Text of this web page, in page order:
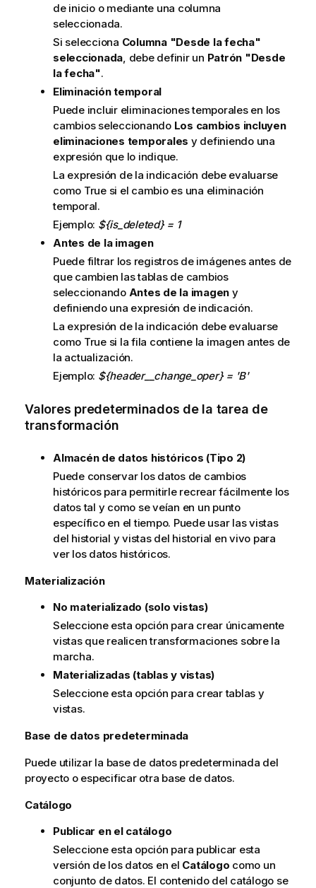
de inicio o mediante una columna
seleccionada.
Si selecciona Columna "Desde la fecha"
seleccionada, debe definir un Patrón "Desde
la fecha".
Eliminación temporal
Puede incluir eliminaciones temporales en los
cambios seleccionando Los cambios incluyen
eliminaciones temporales y definiendo una
expresión que lo indique.
La expresión de la indicación debe evaluarse
como True si el cambio es una eliminación
temporal.
Ejemplo: ${is_deleted} = 1
Antes de la imagen
Puede filtrar los registros de imágenes antes de
que cambien las tablas de cambios
seleccionando Antes de la imagen y
definiendo una expresión de indicación.
La expresión de la indicación debe evaluarse
como True si la fila contiene la imagen antes de
la actualización.
Ejemplo: ${header__change_oper} = 'B'
Valores predeterminados de la tarea de
transformación
Almacén de datos históricos (Tipo 2)
Puede conservar los datos de cambios
históricos para permitirle recrear fácilmente los
datos tal y como se veían en un punto
específico en el tiempo. Puede usar las vistas
del historial y vistas del historial en vivo para
ver los datos históricos.
Materialización
No materializado (solo vistas)
Seleccione esta opción para crear únicamente
vistas que realicen transformaciones sobre la
marcha.
Materializadas (tablas y vistas)
Seleccione esta opción para crear tablas y
vistas.
Base de datos predeterminada
Puede utilizar la base de datos predeterminada del
proyecto o especificar otra base de datos.
Catálogo
Publicar en el catálogo
Seleccione esta opción para publicar esta
versión de los datos en el Catálogo como un
conjunto de datos. El contenido del catálogo se